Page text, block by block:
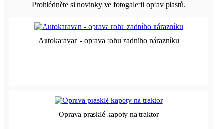
Prohlédněte si novinky ve fotogalerii oprav plastů.
Autokaravan - oprava rohu zadního nárazníku
Oprava prasklé kapoty na traktor